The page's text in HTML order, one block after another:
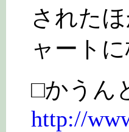
された
ャート
□かうん
http://